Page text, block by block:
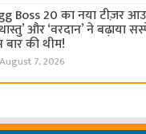
Boss 20 का नया टीज़र
और ‘वरदान’ ने बढ़ाया
बार की थीम!
August 7, 2026